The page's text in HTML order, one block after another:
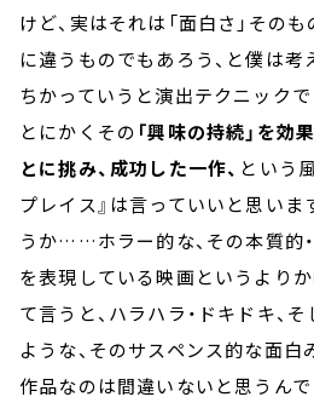
けど、実はそれは「面白さ」その
に違うものでもあろう、と僕は考
ちかっていうと演出テクニック
とにかくその 「興味の持続」を効
とに挑み、成功した一作、 という
プレイス』は言っていいと思いま
うか……ホラー的な、その本質的
を表現している映画というより
て言うと、ハラハラ・ドキドキ、
ような、そのサスペンス的な面白
作品なのは間違いないと思うんで